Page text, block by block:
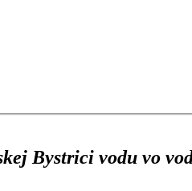
Bystrici vodu vo